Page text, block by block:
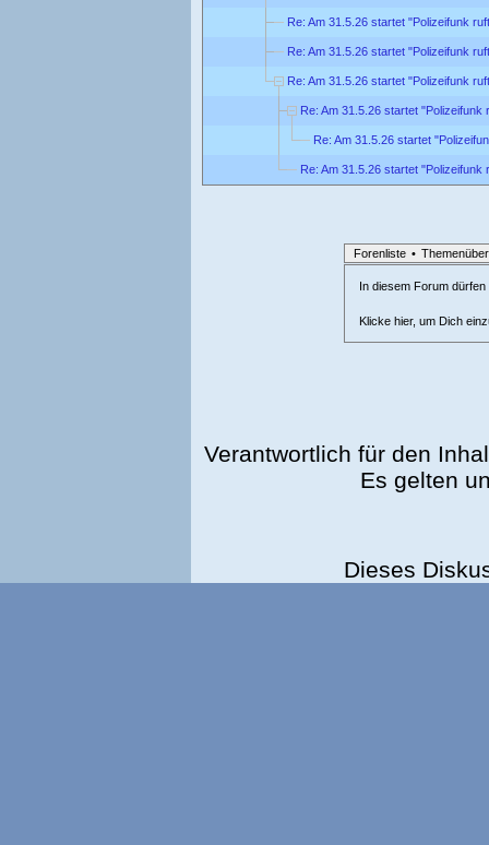
Re: Am 31.5.26 startet "Polizeifunk
Re: Am 31.5.26 startet "Polizeifunk
Re: Am 31.5.26 startet "Polizeifunk
Re: Am 31.5.26 startet "Polizeifunk
Re: Am 31.5.26 startet
Re: Am 31.5.26 startet "Polizeifunk
Forenliste •
In diesem Forum
Klicke hier, um Dich
Verantwortlich für den
Es gelten
Dieses